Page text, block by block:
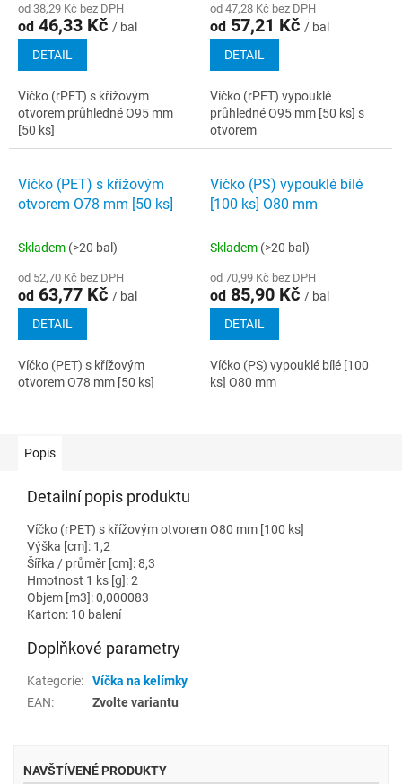
od 38,29 Kč bez DPH
od 46,33 Kč / bal
DETAIL
Víčko (rPET) s křížovým
otvorem průhledné O95 mm
[50 ks]
od 47,28 Kč bez DPH
od 57,21 Kč / bal
DETAIL
Víčko (rPET) vypouklé
průhledné O95 mm [50 ks] s
otvorem
Víčko (PET) s křížovým
otvorem O78 mm [50 ks]
Skladem (>20 bal)
od 52,70 Kč bez DPH
od 63,77 Kč / bal
DETAIL
Víčko (PET) s křížovým
otvorem O78 mm [50 ks]
Víčko (PS) vypouklé bílé
[100 ks] O80 mm
Skladem (>20 bal)
od 70,99 Kč bez DPH
od 85,90 Kč / bal
DETAIL
Víčko (PS) vypouklé bílé [100
ks] O80 mm
Popis
Detailní popis produktu
Víčko (rPET) s křížovým otvorem O80 mm [100 ks]
Výška [cm]: 1,2
Šířka / průměr [cm]: 8,3
Hmotnost 1 ks [g]: 2
Objem [m3]: 0,000083
Karton: 10 balení
Doplňkové parametry
Kategorie:
Víčka na kelímky
EAN: Zvolte variantu
NAVŠTÍVENÉ PRODUKTY